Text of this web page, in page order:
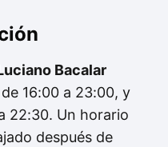
Bacalar
16:00 a 23:00, y
22:30. Un horario
después de